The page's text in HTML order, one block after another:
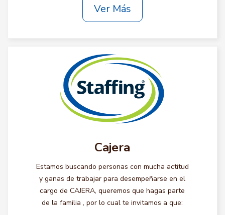
Ver Más
Cajera
Estamos buscando personas con mucha actitud
y ganas de trabajar para desempeñarse en el
cargo de CAJERA, queremos que hagas parte
de la familia , por lo cual te invitamos a que: